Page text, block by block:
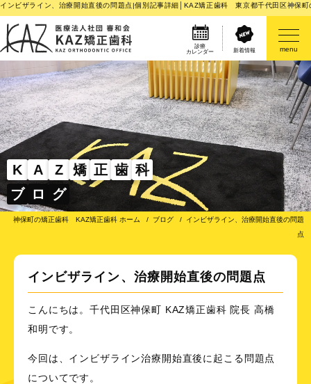
インビザライン、治療開始直後の問題点|個別記事詳細│KAZ矯正歯科 東京都千代田区神保町
診療
カレンダー
新着情報 menu
K A Z 矯 正 歯 科
ブ ロ グ
神保町の矯正歯科 KAZ矯正歯科 ホーム ブログ
インビザライン、治療開始直後の問題
点
インビザライン、治療開始直後の問題点
こんにちは。千代田区神保町 KAZ矯正歯科 院長 高橋
和明です。
今回は、 インビザライン治療開始直後に起こる問題点
についてです。
医院案内
矯正歯科治療のご案内
矯正装置のご紹介
その他